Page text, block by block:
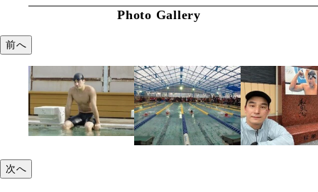
Photo Gallery
前へ
次へ